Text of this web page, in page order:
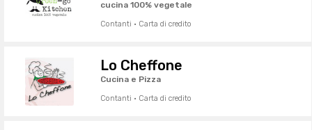
cucina 100% vegetale
Contanti · Carta di credito
Lo Cheffone
Cucina e Pizza
Contanti · Carta di credito